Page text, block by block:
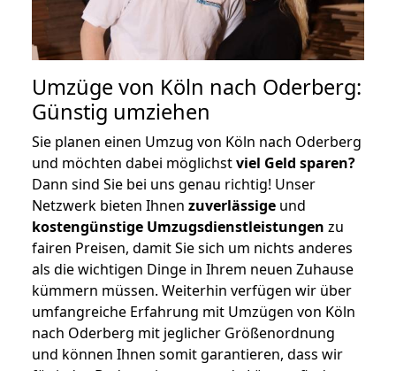
Umzüge von Köln nach Oderberg:
Günstig umziehen
Sie planen einen Umzug von Köln nach Oderberg
und möchten dabei möglichstviel Geld sparen?
Dann sind Sie bei uns genau richtig! Unser
Netzwerk bieten Ihnen zuverlässige und
kostengünstige Umzugsdienstleistungen zu
fairen Preisen, damit Sie sich um nichts anderes
als die wichtigen Dinge in Ihrem neuen Zuhause
kümmern müssen. Weiterhin verfügen wir über
umfangreiche Erfahrung mit Umzügen von Köln
nach Oderberg mit jeglicher Größenordnung
und können Ihnen somit garantieren, dass wir